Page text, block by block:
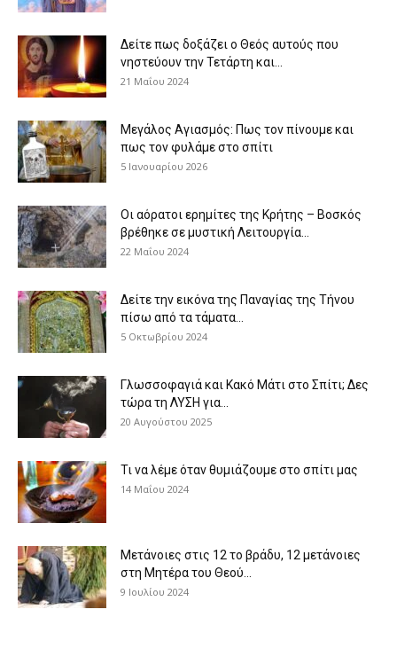
Δείτε πως δοξάζει ο Θεός αυτούς που
νηστεύουν την Τετάρτη και...
21 Μαΐου 2024
Μεγάλος Αγιασμός: Πως τον πίνουμε και
πως τον φυλάμε στο σπίτι
5 Ιανουαρίου 2026
Οι αόρατοι ερημίτες της Κρήτης – Βοσκός
βρέθηκε σε μυστική Λειτουργία...
22 Μαΐου 2024
Δείτε την εικόνα της Παναγίας της Τήνου
πίσω από τα τάματα...
5 Οκτωβρίου 2024
Γλωσσοφαγιά και Κακό Μάτι στο Σπίτι; Δες
τώρα τη ΛΥΣΗ για...
20 Αυγούστου 2025
Τι να λέμε όταν θυμιάζουμε στο σπίτι μας
14 Μαΐου 2024
Μετάνοιες στις 12 το βράδυ, 12 μετάνοιες
στη Μητέρα του Θεού...
9 Ιουλίου 2024